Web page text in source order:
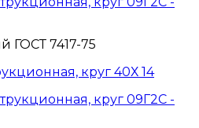
ГОСТ 7417-75
круг 40Х 14